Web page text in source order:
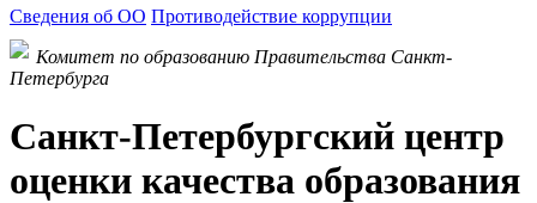
Сведения об ОО Противодействие коррупции
Комитет по образованию Правительства Санкт-
Петербурга
Санкт-Петербургский центр
оценки качества образования